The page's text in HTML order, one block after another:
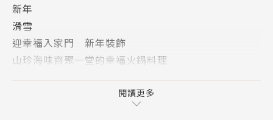
日本四季分明，自古以來大和民族順應著自然和時序的
變化，發展出一套獨特的生活方式。除了春櫻秋楓等季
節性事物以外，壽司、和食、日本酒等飲食文化深受人
們喜愛；而提到傳統文化，則會讓人聯想到相撲、藝
對日本深深著迷的原因，也是開始學習日語的契機。然
新年
滑雪
迎幸福入家門 新年裝飾
山珍海味齊聚一堂的幸福火鍋料理
閱讀更多